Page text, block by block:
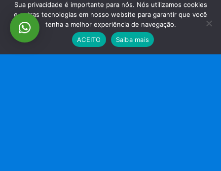
Sua privacidade é importante para nós. Nós utilizamos cookies
e outras tecnologias em nosso website para garantir que você
tenha a melhor experiência de navegação.
ACEITO
Saiba mais